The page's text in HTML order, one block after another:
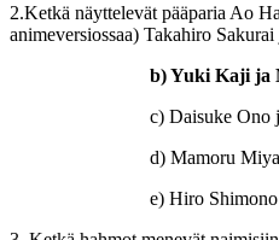
2.Ketkä näyttelevät pääparia Ao
animeversiossaa) Takahiro
b) Yuki Kaji ja
c) Daisuke Ono ja
d) Mamoru Miyano
e) Hiro Shimono ja